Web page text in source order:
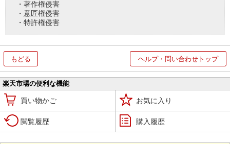
・著作権侵害
・意匠権侵害
・特許権侵害
もどる ヘルプ・問い合わせトップ
楽天市場の便利な機能
買い物かご お気に入り
閲覧履歴 購入履歴